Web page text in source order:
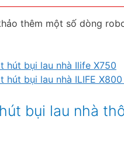
thêm một số dòng
hút bụi lau nhà Ilife X750
hút bụi lau nhà ILIFE X800
bụi lau nhà